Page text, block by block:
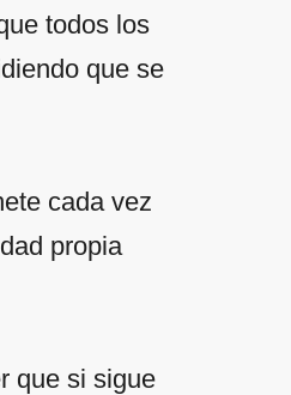
todos los
que se
cada vez
propia
que si sigue